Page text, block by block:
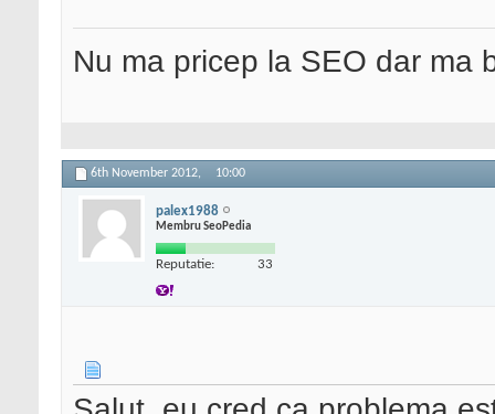
Nu ma pricep la SEO dar ma
6th November 2012, 10:00
palex1988
Membru SeoPedia
Reputatie: 33